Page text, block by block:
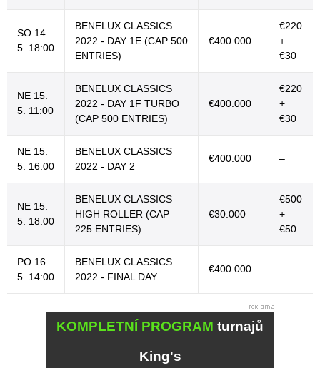
SO 14.
5. 18:00
BENELUX CLASSICS
2022 - DAY 1E (CAP 500
ENTRIES)
€400.000
€220
+
€30
NE 15.
5. 11:00
BENELUX CLASSICS
2022 - DAY 1F TURBO
(CAP 500 ENTRIES)
€400.000
€220
+
€30
NE 15.
5. 16:00
BENELUX CLASSICS
2022 - DAY 2
€400.000 –
NE 15.
5. 18:00
BENELUX CLASSICS
HIGH ROLLER (CAP
225 ENTRIES)
€30.000
€500
+
€50
PO 16.
5. 14:00
BENELUX CLASSICS
2022 - FINAL DAY
€400.000 –
KOMPLETNÍ PROGRAM turnajů
King's